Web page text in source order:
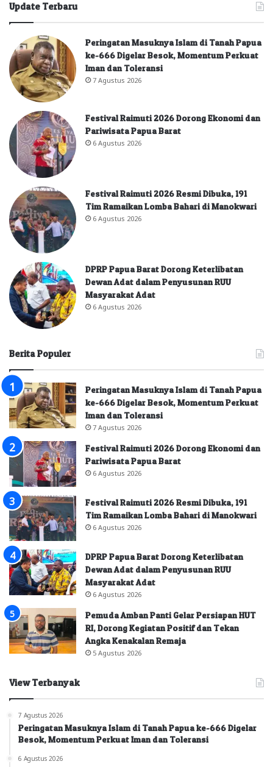
Update Terbaru
Peringatan Masuknya Islam di Tanah Papua
ke-666 Digelar Besok, Momentum Perkuat
Iman dan Toleransi
7 Agustus 2026
Festival Raimuti 2026 Dorong Ekonomi dan
Pariwisata Papua Barat
6 Agustus 2026
Festival Raimuti 2026 Resmi Dibuka, 191
Tim Ramaikan Lomba Bahari di Manokwari
6 Agustus 2026
DPRP Papua Barat Dorong Keterlibatan
Dewan Adat dalam Penyusunan RUU
Masyarakat Adat
6 Agustus 2026
Berita Populer
Peringatan Masuknya Islam di Tanah Papua
ke-666 Digelar Besok, Momentum Perkuat
Iman dan Toleransi
7 Agustus 2026
Festival Raimuti 2026 Dorong Ekonomi dan
Pariwisata Papua Barat
6 Agustus 2026
Festival Raimuti 2026 Resmi Dibuka, 191
Tim Ramaikan Lomba Bahari di Manokwari
6 Agustus 2026
DPRP Papua Barat Dorong Keterlibatan
Dewan Adat dalam Penyusunan RUU
Masyarakat Adat
6 Agustus 2026
Pemuda Amban Panti Gelar Persiapan HUT
RI, Dorong Kegiatan Positif dan Tekan
Angka Kenakalan Remaja
5 Agustus 2026
View Terbanyak
7 Agustus 2026
Peringatan Masuknya Islam di Tanah Papua ke-666 Digelar
Besok, Momentum Perkuat Iman dan Toleransi
6 Agustus 2026